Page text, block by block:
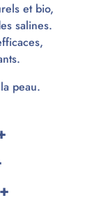
et bio,
salines.
peau.